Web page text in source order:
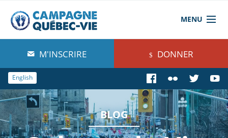
MENU
À propos de nous
Blog
Comprendre
Agir
M'INSCRIRE DONNER
English
BLOG